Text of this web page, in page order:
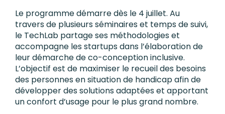
Le programme démarre dès le 4 juillet. Au
travers de plusieurs séminaires et temps de suivi,
le TechLab partage ses méthodologies et
accompagne les startups dans l’élaboration de
leur démarche de co-conception inclusive.
L’objectif est de maximiser le recueil des besoins
des personnes en situation de handicap afin de
développer des solutions adaptées et apportant
un confort d’usage pour le plus grand nombre.